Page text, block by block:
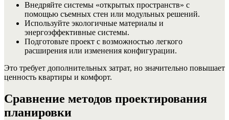
Внедряйте системы «открытых пространств» с
помощью съемных стен или модульных решений.
Используйте экологичные материалы и
энергоэффективные системы.
Подготовьте проект с возможностью легкого
расширения или изменения конфигурации.
Это требует дополнительных затрат, но значительно повышает
ценность квартиры и комфорт.
Сравнение методов проектирования
планировки